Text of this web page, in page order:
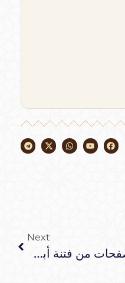
Next
صفحات من فتنة أبي الحسن…